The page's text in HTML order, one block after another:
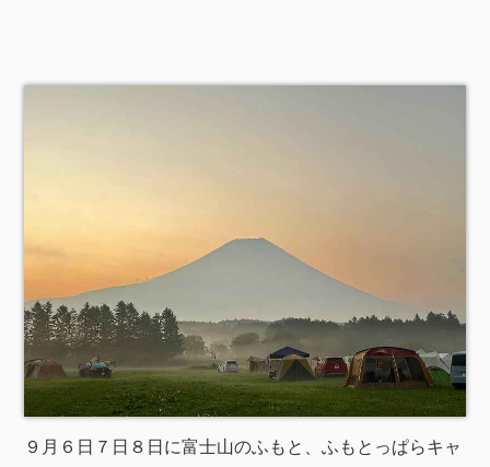
９月６日７日８日に富士山のふもと、ふもとっぱらキャ